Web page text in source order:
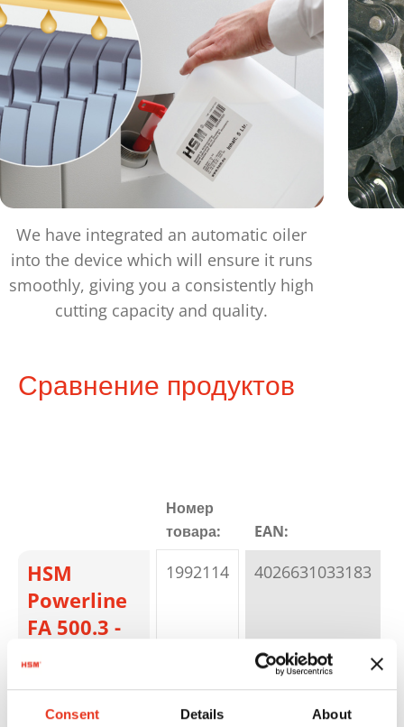
Consent Details About
We have integrated an automatic oiler
into the device which will ensure it runs
smoothly, giving you a consistently high
cutting capacity and quality.
Сравнение продуктов
Номер
товара:
EAN:
HSM
Powerline
FA 500.3 -
10,5 x 40-
1992114 4026631033183